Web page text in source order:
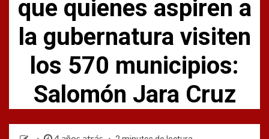
que quienes aspiren a
la gubernatura visiten
los 570 municipios:
Salomón Jara Cruz